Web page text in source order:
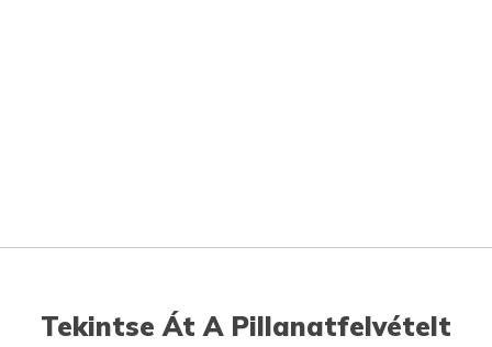
Tekintse Át A Pillanatfelvételt